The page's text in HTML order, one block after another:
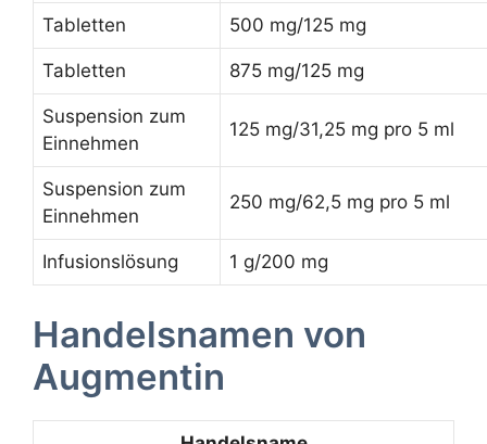
Tabletten 500 mg/125 mg
Tabletten 875 mg/125 mg
Suspension zum
Einnehmen
125 mg/31,25 mg pro 5 ml
Suspension zum
Einnehmen
250 mg/62,5 mg pro 5 ml
Infusionslösung 1 g/200 mg
Handelsnamen von
Augmentin